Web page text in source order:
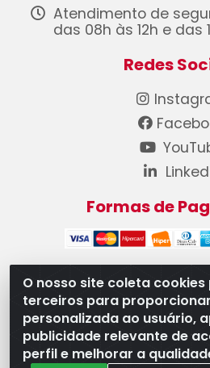
O nosso site coleta
terceiros para
personalizada ao usuário,
publicidade relevante de
perfil e melhorar a
Atendimento de
das 08h às 12h e das
Redes
Formas de
WB Componentes
08.528.393/0001-12 - Rua do
Oeste Industrial, Goiânia/